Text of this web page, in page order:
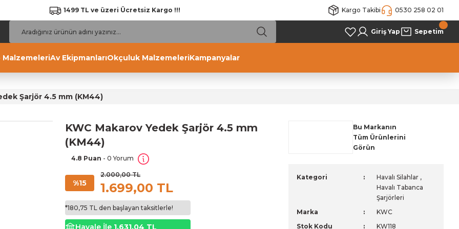
1499 TL ve üzeri Ücretsiz Kargo !!! Kargo Takibi 0530 258 02 01
Giriş Yap Sepetim
MalzemeleriAv EkipmanlarıOkçuluk MalzemeleriKampanyalar
Şarjör 4.5 mm (KM44)
KWC Makarov Yedek Şarjör 4.5 mm
(KM44)
4.8 Puan - 0 Yorum
%15
2.000,00 TL
1.699,00 TL
*180,75 TL den başlayan taksitlerle!
Havale İle 1.631,04 TL
Bu Markanın
Tüm Ürünlerini
Görün
Kategori Havalı Silahlar ,
Havalı Tabanca
Şarjörleri
Marka
KWC
Stok Kodu
KW118